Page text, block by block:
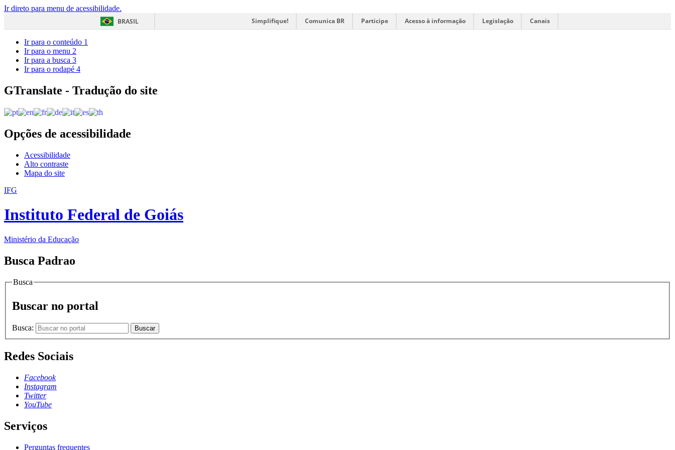
Ir direto para menu de acessibilidade.
BRASIL
Simplifique! Comunica BR Participe Acesso à informação Legislação Canais
Ir para o conteúdo 1
Ir para o menu 2
Ir para a busca 3
Ir para o rodapé 4
GTranslate - Tradução do site
Opções de acessibilidade
Acessibilidade
Alto contraste
Mapa do site
IFG
Instituto Federal de Goiás
Ministério da Educação
Busca Padrao
Busca
Buscar no portal
Busca: Buscar
Redes Sociais
Facebook
Instagram
Twitter
YouTube
Serviços
Perguntas frequentes